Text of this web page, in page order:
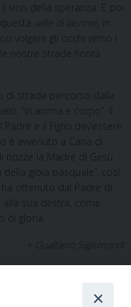
vino della speranza. E poi
, in
volgere gli occhi verso i
nostre strade fiorirà
di strada percorso dalla
“in anima e corpo”. Il
e il Figlio dev’essere
è avvenuto a Cana di
nozze la Madre di Gesù
gioia pasquale”, così
ha ottenuto dal Padre di
sua destra, come
di gloria.
+ Gualtiero Sigismondi